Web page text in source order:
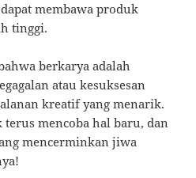
membawa produk
tinggi.
berkarya adalah
atau kesuksesan
kreatif yang menarik.
mencoba hal baru, dan
mencerminkan jiwa